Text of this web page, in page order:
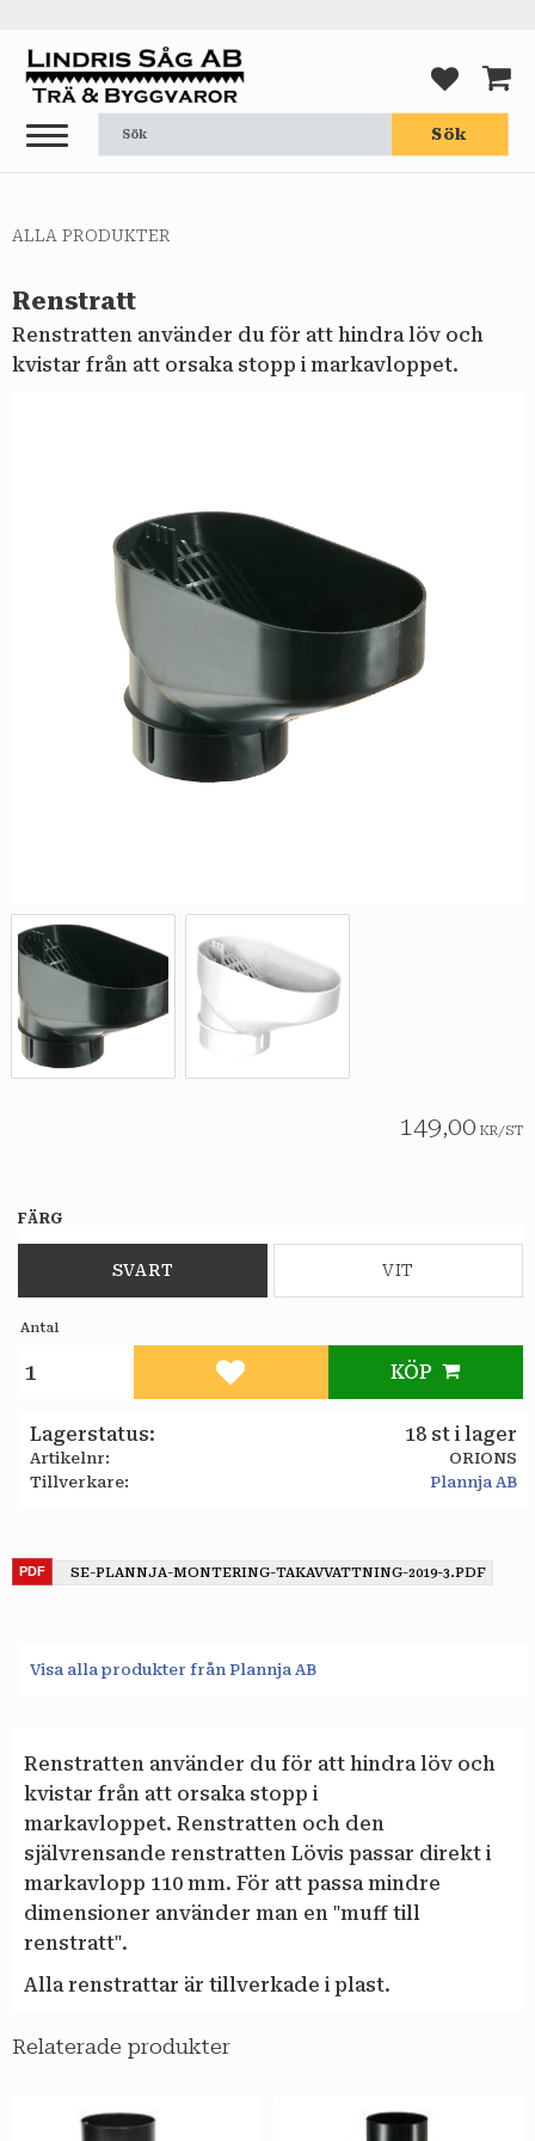
Meny
Sök
ALLA PRODUKTER
Renstratt
Renstratten använder du för att hindra löv och
kvistar från att orsaka stopp i markavloppet.
149,00 KR/ST
FÄRG
SVART VIT
Antal
KÖP
Lägg till i favoriter
Lagerstatus 18 st i lager
Artikelnr
ORIONS
Tillverkare
Plannja AB
SE-PLANNJA-MONTERING-TAKAVVATTNING-2019-3.PDF
Visa alla produkter från Plannja AB
Renstratten använder du för att hindra löv och
kvistar från att orsaka stopp i
markavloppet. Renstratten och den
självrensande renstratten Lövis passar direkt i
markavlopp 110 mm. För att passa mindre
dimensioner använder man en "muff till
renstratt".
Alla renstrattar är tillverkade i plast.
Relaterade produkter